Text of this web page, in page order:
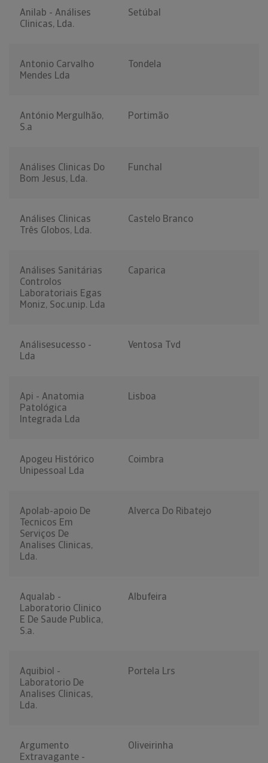
Anilab - Análises
Clinicas, Lda.
Setúbal
Antonio Carvalho
Mendes Lda
Tondela
António Mergulhão,
S.a
Portimão
Análises Clinicas Do
Bom Jesus, Lda.
Funchal
Análises Clinicas
Três Globos, Lda.
Castelo Branco
Análises Sanitárias
Controlos
Laboratoriais Egas
Moniz, Soc.unip. Lda
Caparica
Análisesucesso -
Lda
Ventosa Tvd
Api - Anatomia
Patológica
Integrada Lda
Lisboa
Apogeu Histórico
Unipessoal Lda
Coimbra
Apolab-apoio De
Tecnicos Em
Serviços De
Analises Clinicas,
Lda.
Alverca Do Ribatejo
Aqualab -
Laboratorio Clinico
E De Saude Publica,
S.a.
Albufeira
Aquibiol -
Laboratorio De
Analises Clinicas,
Lda.
Portela Lrs
Argumento
Extravagante -
Oliveirinha